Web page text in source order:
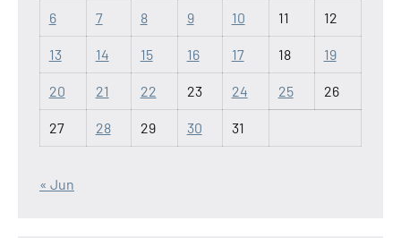
6 7 8 9 10 11 12
13 14 15 16 17 18 19
20 21 22 23 24 25 26
27 28 29 30 31
« Jun